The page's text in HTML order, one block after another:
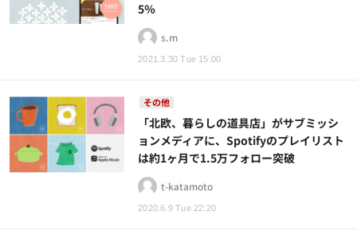
2021.3.30 Tue 15:00
5％
s.m
その他
2020.6.9 Tue 22:20
「北欧、暮らしの道具店」がサブミッシ
ョンメディアに、Spotifyのプレイリスト
は約1ヶ月で1.5万フォロー突破
t-katamoto